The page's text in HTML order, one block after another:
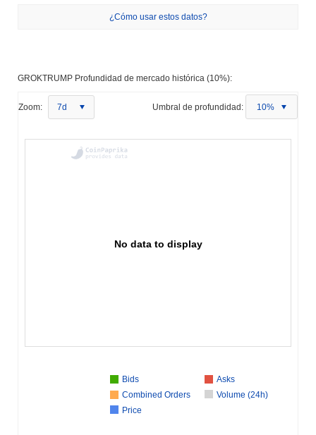
¿Cómo usar estos datos?
GROKTRUMP Profundidad de mercado histórica (10%):
Zoom: 7d Umbral de profundidad: 10%
No data to display
Bids
Asks
Combined Orders
Volume (24h)
Price